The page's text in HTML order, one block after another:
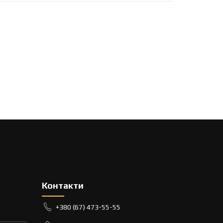
Контакти
+380 (67) 473-55-55